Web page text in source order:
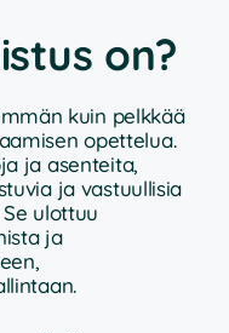
on?
kuin pelkkää
opettelua.
ja asenteita,
ja vastuullisia
ulottuu
ja